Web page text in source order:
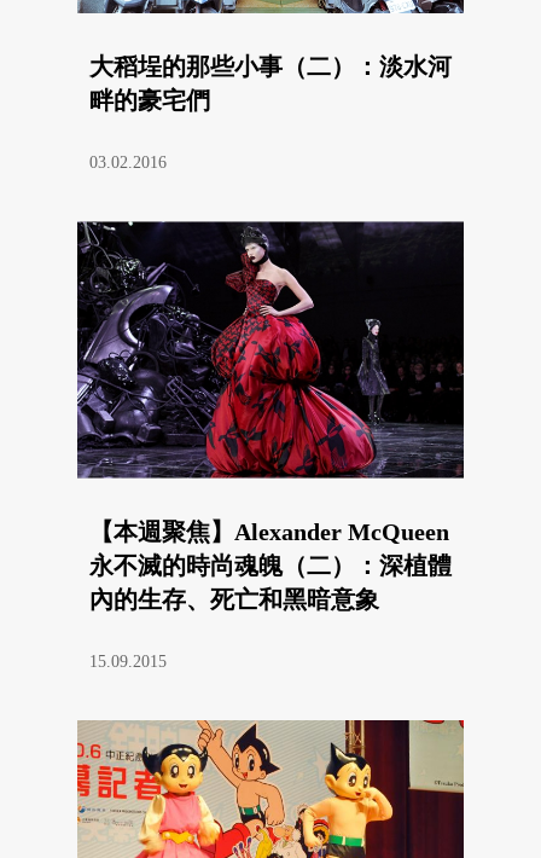
大稻埕的那些小事（二）：淡水河
畔的豪宅們
03.02.2016
【本週聚焦】Alexander McQueen
永不滅的時尚魂魄（二）：深植體
內的生存、死亡和黑暗意象
15.09.2015